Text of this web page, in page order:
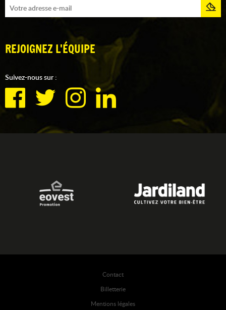
REJOIGNEZ L'ÉQUIPE
Suivez-nous sur :
Contact
Billetterie
Mentions légales